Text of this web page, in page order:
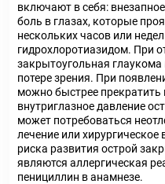
включают в себя:
боль в глазах, которые
нескольких часов или
гидрохлоротиазидом. При
закрытоугольная
потере зрения. При
можно быстрее прекратить
внутриглазное давление
может потребоваться
лечение или
риска развития острой
являются аллергическая
пенициллин в анамнезе.